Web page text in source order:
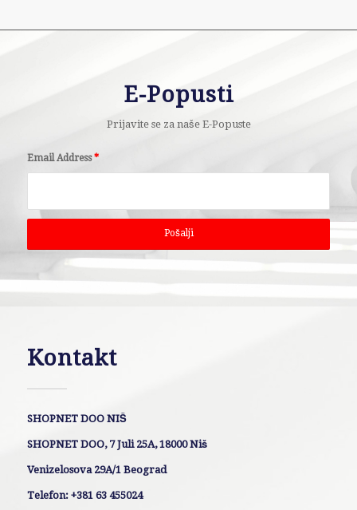
E-Popusti
Prijavite se za naše E-Popuste
Email Address*
Kontakt
SHOPNET DOO NIŠ
SHOPNET DOO, 7 Juli 25A, 18000 Niš
Venizelosova 29A/1 Beograd
Telefon: +381 63 455024